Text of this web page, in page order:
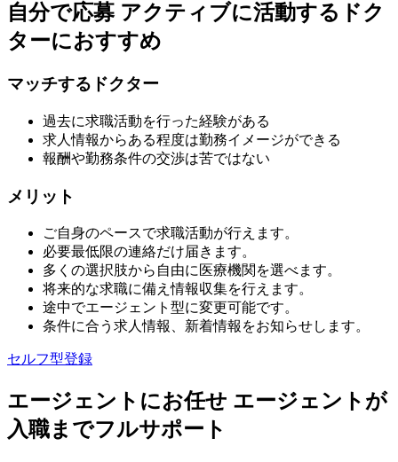
自分で応募 アクティブに活動するドク
ターにおすすめ
マッチするドクター
過去に求職活動を行った経験がある
求人情報からある程度は勤務イメージができる
報酬や勤務条件の交渉は苦ではない
メリット
ご自身のペースで求職活動が行えます。
必要最低限の連絡だけ届きます。
多くの選択肢から自由に医療機関を選べます。
将来的な求職に備え情報収集を行えます。
途中でエージェント型に変更可能です。
条件に合う求人情報、新着情報をお知らせします。
セルフ型登録
エージェントにお任せ エージェントが
入職までフルサポート